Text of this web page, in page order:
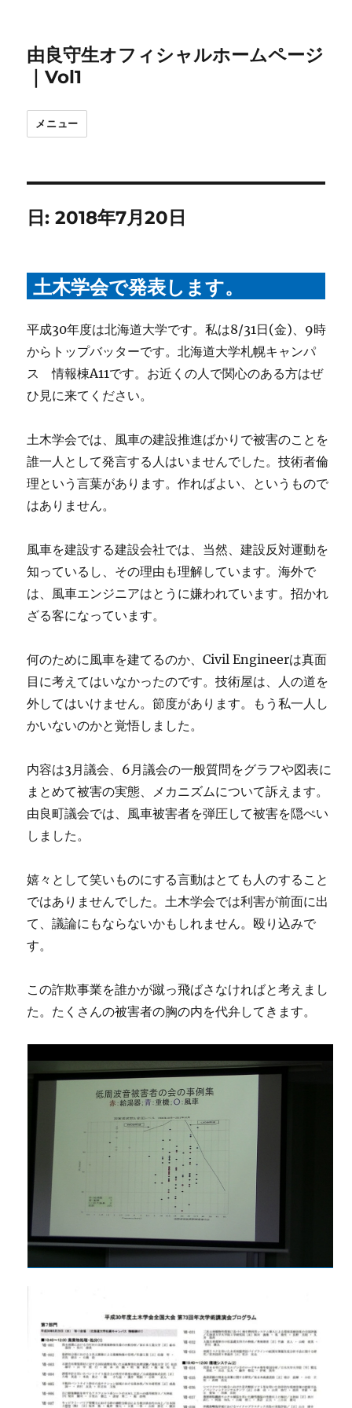
由良守生オフィシャルホームページ
｜Vol1
メニュー
日:2018年7月20日
土木学会で発表します。
平成30年度は北海道大学です。私は8/31日(金)、9時
からトップバッターです。北海道大学札幌キャンパ
ス 情報棟A11です。お近くの人で関心のある方はぜ
ひ見に来てください。
土木学会では、風車の建設推進ばかりで被害のことを
誰一人として発言する人はいませんでした。技術者倫
理という言葉があります。作ればよい、というもので
はありません。
風車を建設する建設会社では、当然、建設反対運動を
知っているし、その理由も理解しています。海外で
は、風車エンジニアはとうに嫌われています。招かれ
ざる客になっています。
何のために風車を建てるのか、Civil Engineerは真面
目に考えてはいなかったのです。技術屋は、人の道を
外してはいけません。節度があります。もう私一人し
かいないのかと覚悟しました。
内容は3月議会、6月議会の一般質問をグラフや図表に
まとめて被害の実態、メカニズムについて訴えます。
由良町議会では、風車被害者を弾圧して被害を隠ぺい
しました。
嬉々として笑いものにする言動はとても人のすること
ではありませんでした。土木学会では利害が前面に出
て、議論にもならないかもしれません。殴り込みで
す。
この詐欺事業を誰かが蹴っ飛ばさなければと考えまし
た。たくさんの被害者の胸の内を代弁してきます。